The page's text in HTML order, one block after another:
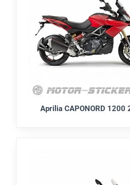
Aprilia CAPONORD 1200